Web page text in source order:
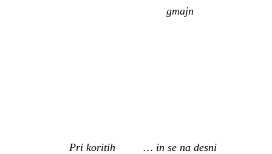
gmajn
Pri koritih
… in se na desni